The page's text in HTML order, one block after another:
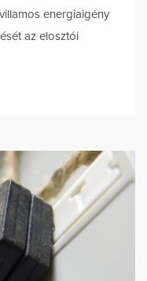
energiaigény
az elosztói